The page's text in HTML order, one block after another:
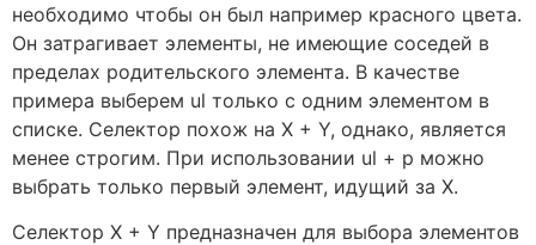
необходимо чтобы он был например красного цвета.
Он затрагивает элементы, не имеющие соседей в
пределах родительского элемента. В качестве
примера выберем ul только с одним элементом в
списке. Селектор похож на X + Y, однако, является
менее строгим. При использовании ul + p можно
выбрать только первый элемент, идущий за Х.
Селектор X + Y предназначен для выбора элементов